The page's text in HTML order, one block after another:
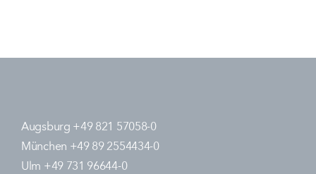
Augsburg +49 821 57058-0
München +49 89 2554434-0
Ulm +49 731 96644-0